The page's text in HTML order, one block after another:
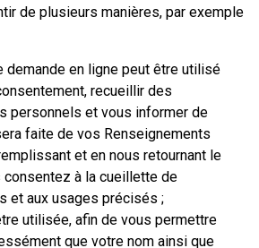
de plusieurs manières, par exemple
demande en ligne peut être utilisé
recueillir des
personnels et vous informer de
faite de vos Renseignements
et en nous retournant le
consentez à la cueillette de
et aux usages précisés ;
utilisée, afin de vous permettre
que votre nom ainsi que